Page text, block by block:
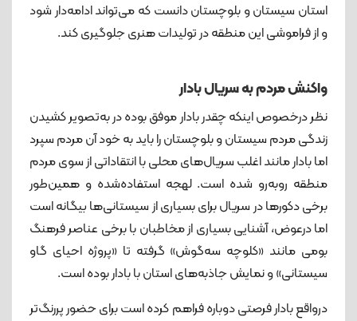
استان سیستان و بلوچستان دانست که می‌تواند ادامه‌دار شود
و از فراموشی این منطقه در تولیدات هنری جلوگیری کند.
واکنش مردم به سریال بادار
نظر درخصوص اینکه چقدر بادار موفق بوده در به‌تصویر کشیدن
زندگی مردم سیستان و بلوچستان را باید به خود آن مردم سپرد
اما بادار مانند اغلب سریال‌های محلی با انتقاداتی از سوی مردم
منطقه روبه‌رو شده است. لهجه استفاده‌شده و همین‌طور
برخی دکورها در سریال برای بسیاری از سیستانی‌ها بیگانه است
اما درعوض، آشنایی بسیاری از مخاطبان با برخی عناصر فرهنگ
بومی مانند «کلوچه سه‌گوش» گرفته تا «پروژه احیای گاو
سیستانی» و نمایش جاذبه‌های استان با بادار بوده است.
درواقع بادار فرصتی دوباره فراهم کرده است برای حضور پررنگ‌تر